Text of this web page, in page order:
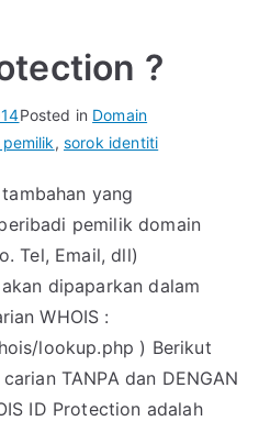
?
Posted in Domain
, sorok identiti
yang
pemilik domain
Tel, Email, dll)
dipaparkan dalam
WHOIS :
lookup.php ) Berikut
TANPA dan DENGAN
ID Protection adalah